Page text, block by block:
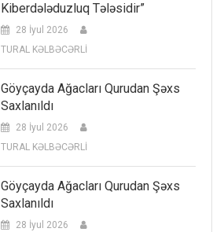
Kiberdələduzluq Tələsidir”
28 İyul 2026
TURAL KƏLBƏCƏRLİ
Göyçayda Ağacları Qurudan Şəxs
Saxlanıldı
28 İyul 2026
TURAL KƏLBƏCƏRLİ
Göyçayda Ağacları Qurudan Şəxs
Saxlanıldı
28 İyul 2026